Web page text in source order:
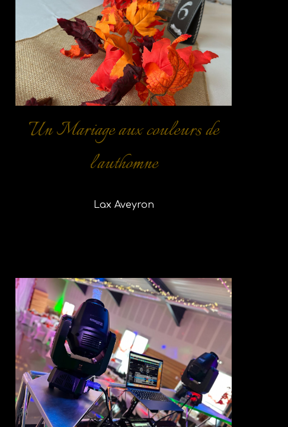
Un Mariage aux couleurs de
l'authomne
Lax Aveyron